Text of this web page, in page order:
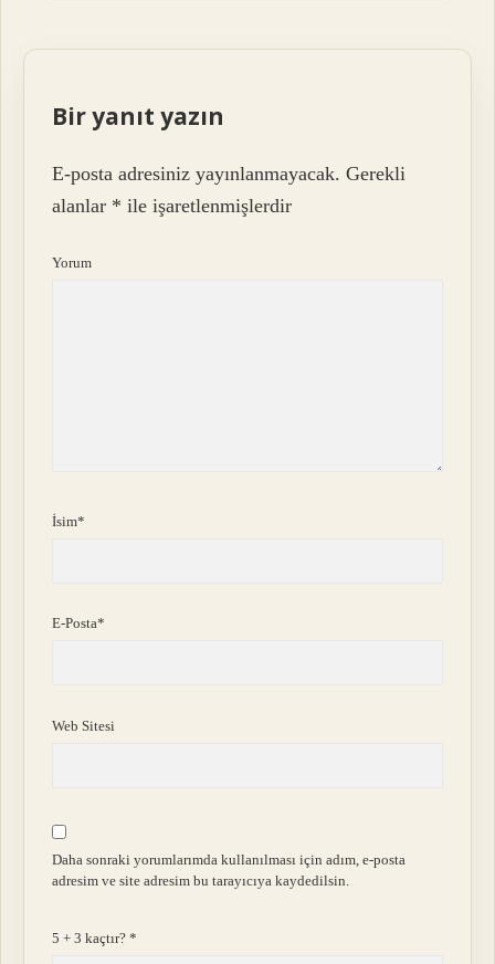
Bir yanıt yazın
E-posta adresiniz yayınlanmayacak. Gerekli
alanlar * ile işaretlenmişlerdir
Yorum
İsim*
E-Posta*
Web Sitesi
Daha sonraki yorumlarımda kullanılması için adım, e-posta
adresim ve site adresim bu tarayıcıya kaydedilsin.
5 + 3 kaçtır?*